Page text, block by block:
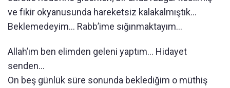
ve fikir okyanusunda hareketsiz kalakalmıştık...
Beklemedeyim... Rabb’ime sığınmaktayım...
Allah’ım ben elimden geleni yaptım... Hidayet
senden...
On beş günlük süre sonunda beklediğim o müthiş